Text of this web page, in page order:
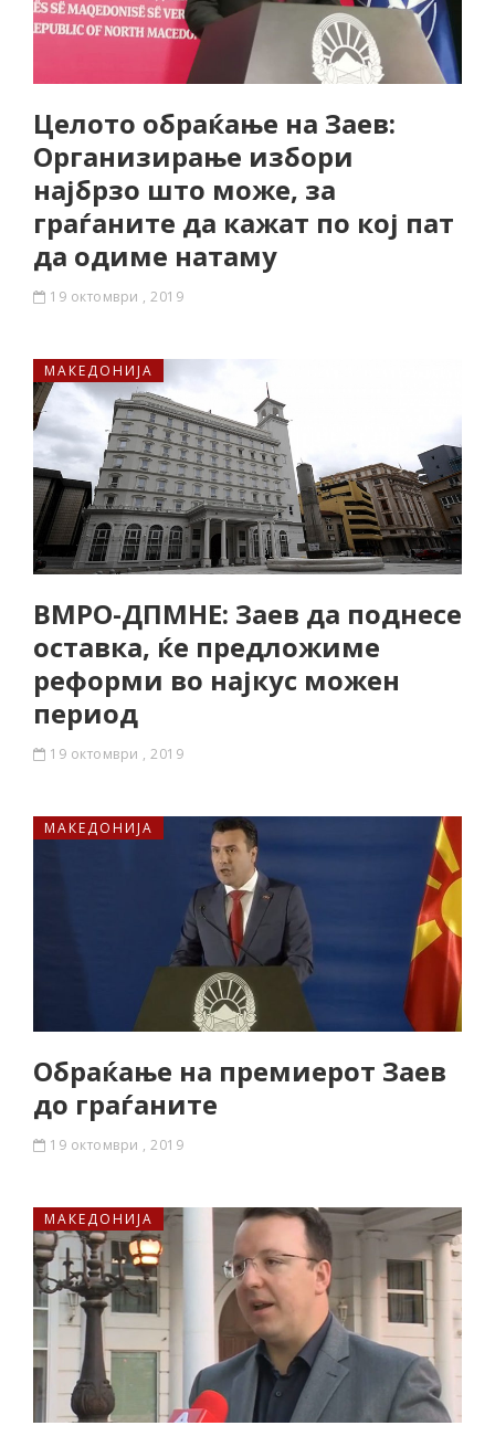
Целото обраќање на Заев:
Организирање избори
најбрзо што може, за
граѓаните да кажат по кој пат
да одиме натаму
19 октомври , 2019
МАКЕДОНИЈА
ВМРО-ДПМНЕ: Заев да поднесе
оставка, ќе предложиме
реформи во најкус можен
период
19 октомври , 2019
МАКЕДОНИЈА
Обраќање на премиерот Заев
до граѓаните
19 октомври , 2019
МАКЕДОНИЈА